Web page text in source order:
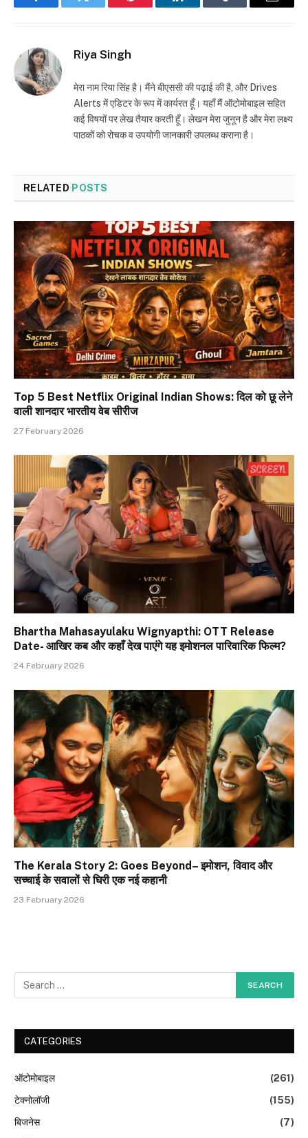
FacebookTwitter Pinterest LinkedInTumblr Email
Riya Singh
मेरा नाम रिया सिंह है। मैंने बीएससी की पढ़ाई की है, और Drives
Alerts में एडिटर के रूप में कार्यरत हूँ। यहाँ मैं ऑटोमोबाइल सहित
कई विषयों पर लेख तैयार करती हूँ। लेखन मेरा जुनून है और मेरा लक्ष्य
पाठकों को रोचक व उपयोगी जानकारी उपलब्ध कराना है।
RELATED POSTS
Top 5 Best Netflix Original Indian Shows: दिल को छू लेने
वाली शानदार भारतीय वेब सीरीज
27 February 2026
Bhartha Mahasayulaku Wignyapthi: OTT Release
Date- आखिर कब और कहाँ देख पाएंगे यह इमोशनल पारिवारिक फिल्म?
24 February 2026
The Kerala Story 2: Goes Beyond– इमोशन, विवाद और
सच्चाई के सवालों से घिरी एक नई कहानी
23 February 2026
CATEGORIES
ऑटोमोबाइल
(261)
टेक्नोलॉजी
(155)
बिजनेस
(7)